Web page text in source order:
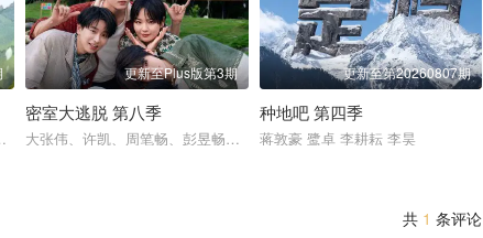
梦佳、张雅琪、林述巍
更新至Plus版第3期
密室大逃脱 第八季
大张伟、许凯、周笔畅、彭昱畅、张真源、陈哲远
更新至第20260807期
种地吧 第四季
蒋敦豪 鹭卓 李耕耘 李昊
共 1 条评论